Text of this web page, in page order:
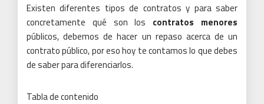
Existen diferentes tipos de contratos y para saber
concretamente qué son los contratos menores
públicos, debemos de hacer un repaso acerca de un
contrato público, por eso hoy te contamos lo que debes
de saber para diferenciarlos.
Tabla de contenido